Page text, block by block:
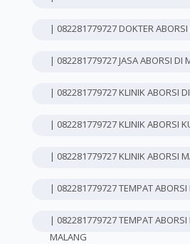
| 082281779727 DOKTER
| 082281779727 JASA ABORSI DI
| 082281779727 KLINIK ABORSI
| 082281779727 KLINIK ABORSI
| 082281779727 KLINIK ABORSI
| 082281779727 TEMPAT ABORSI
| 082281779727 TEMPAT ABORSI
MALANG